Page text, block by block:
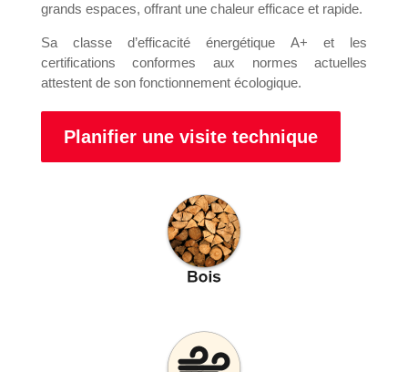
grands espaces, offrant une chaleur efficace et rapide.
Sa classe d’efficacité énergétique A+ et les
certifications conformes aux normes actuelles
attestent de son fonctionnement écologique.
Planifier une visite technique